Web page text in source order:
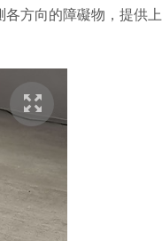
方向的障礙物，提供上